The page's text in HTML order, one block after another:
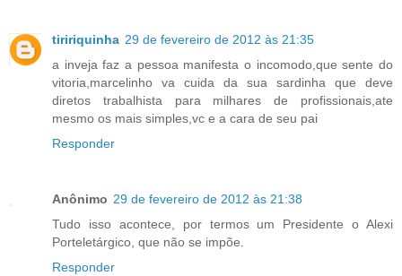
tiririquinha 29 de fevereiro de 2012 às 21:35
a inveja faz a pessoa manifesta o incomodo,que sente do
vitoria,marcelinho va cuida da sua sardinha que deve
diretos trabalhista para milhares de profissionais,ate
mesmo os mais simples,vc e a cara de seu pai
Responder
Anônimo 29 de fevereiro de 2012 às 21:38
Tudo isso acontece, por termos um Presidente o Alexi
Porteletárgico, que não se impõe.
Responder